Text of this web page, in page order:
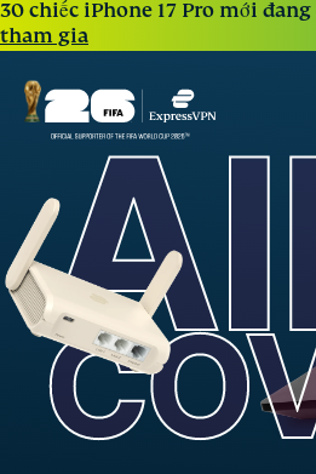
30 chiếc iPhone 17 Pro mới
tham gia